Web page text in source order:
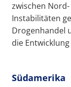
zwischen
Instabilitäten
Drogenhandel
die
Südamerika